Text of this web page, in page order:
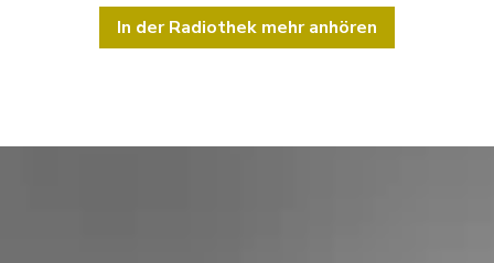
In der Radiothek mehr anhören